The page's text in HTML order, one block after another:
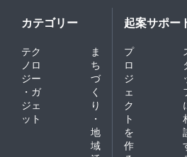
カテゴリー
テク
ノロ
ジー
・ガ
ジェ
ット
ま
ち
づ
く
り
・
地
域
起案サポー
プ
ロ
ジ
ェ
ク
ト
を
作